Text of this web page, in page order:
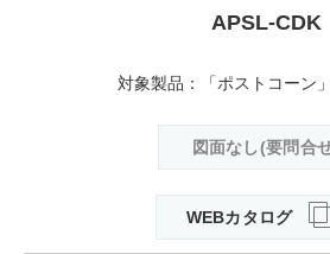
APSL-CDK
対象製品：「ポストコーン
図面なし(要問合
WEBカタログ